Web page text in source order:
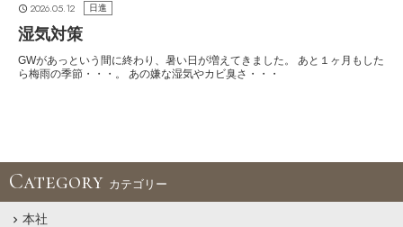
2026.05.12 日進
湿気対策
GWがあっという間に終わり、暑い日が増えてきました。 あと１ヶ月もした
ら梅雨の季節・・・。 あの嫌な湿気やカビ臭さ・・・
Category カテゴリー
本社